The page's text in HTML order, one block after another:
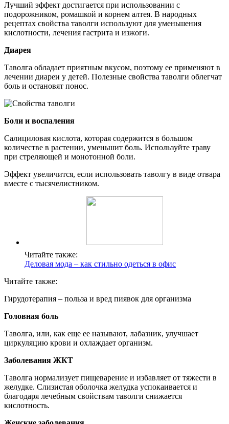
Лучший эффект достигается при использовании с
подорожником, ромашкой и корнем алтея. В народных
рецептах свойства таволги используют для уменьшения
кислотности, лечения гастрита и изжоги.
Диарея
Таволга обладает приятным вкусом, поэтому ее применяют в
лечении диареи у детей. Полезные свойства таволги облегчат
боль и остановят понос.
Боли и воспаления
Салициловая кислота, которая содержится в большом
количестве в растении, уменьшит боль. Используйте траву
при стреляющей и монотонной боли.
Эффект увеличится, если использовать таволгу в виде отвара
вместе с тысячелистником.
Читайте также:
Деловая мода – как стильно одеться в офис
Читайте также:
Гирудотерапия – польза и вред пиявок для организма
Головная боль
Таволга, или, как еще ее называют, лабазник, улучшает
циркуляцию крови и охлаждает организм.
Заболевания ЖКТ
Таволга нормализует пищеварение и избавляет от тяжести в
желудке. Слизистая оболочка желудка успокаивается и
благодаря лечебным свойствам таволги снижается
кислотность.